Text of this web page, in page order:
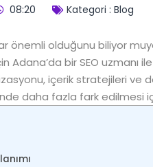
08:20 Kategori : Blog
önemli olduğunu biliyor
bir SEO uzmanı
içerik stratejileri ve
daha fazla fark edilmesi